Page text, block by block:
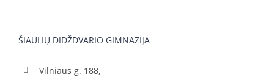
ŠIAULIŲ DIDŽDVARIO GIMNAZIJA
Vilniaus g. 188,